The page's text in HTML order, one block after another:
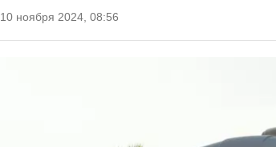
10 ноября 2024, 08:56